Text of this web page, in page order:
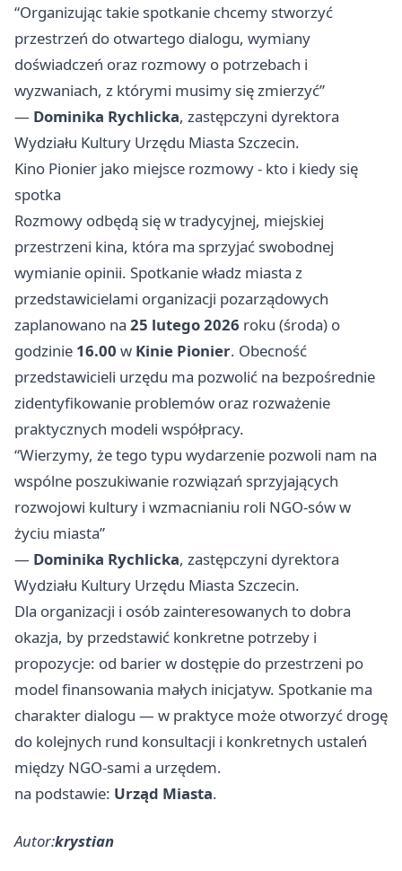
“Organizując takie spotkanie chcemy stworzyć
przestrzeń do otwartego dialogu, wymiany
doświadczeń oraz rozmowy o potrzebach i
wyzwaniach, z którymi musimy się zmierzyć”
— Dominika Rychlicka, zastępczyni dyrektora
Wydziału Kultury Urzędu Miasta Szczecin.
Kino Pionier jako miejsce rozmowy - kto i kiedy się
spotka
Rozmowy odbędą się w tradycyjnej, miejskiej
przestrzeni kina, która ma sprzyjać swobodnej
wymianie opinii. Spotkanie władz miasta z
przedstawicielami organizacji pozarządowych
zaplanowano na 25 lutego 2026 roku (środa) o
godzinie 16.00 w Kinie Pionier. Obecność
przedstawicieli urzędu ma pozwolić na bezpośrednie
zidentyfikowanie problemów oraz rozważenie
praktycznych modeli współpracy.
“Wierzymy, że tego typu wydarzenie pozwoli nam na
wspólne poszukiwanie rozwiązań sprzyjających
rozwojowi kultury i wzmacnianiu roli NGO-sów w
życiu miasta”
— Dominika Rychlicka, zastępczyni dyrektora
Wydziału Kultury Urzędu Miasta Szczecin.
Dla organizacji i osób zainteresowanych to dobra
okazja, by przedstawić konkretne potrzeby i
propozycje: od barier w dostępie do przestrzeni po
model finansowania małych inicjatyw. Spotkanie ma
charakter dialogu — w praktyce może otworzyć drogę
do kolejnych rund konsultacji i konkretnych ustaleń
między NGO-sami a urzędem.
na podstawie: Urząd Miasta.
Autor:krystian